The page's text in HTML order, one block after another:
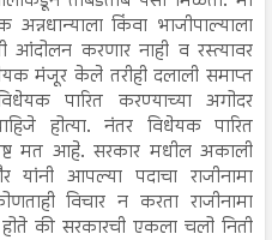
किंवा भाजीपाल्याला
आंदोलन करणार नाही व रस्त्यावर
मंजूर केले तरीही दलाली समाप्त
पारित करण्याच्या अगोदर
होत्या. नंतर विधेयक पारित
मत आहे. सरकार मधील अकाली
यांनी आपल्या पदाचा राजीनामा
विचार न करता राजीनामा
की सरकारची एकला चलो निती